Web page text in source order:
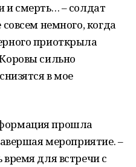
и смерть… – солдат
совсем немного, когда
приоткрыла
сильно
в мое
прошла
мероприятие. –
для встречи с